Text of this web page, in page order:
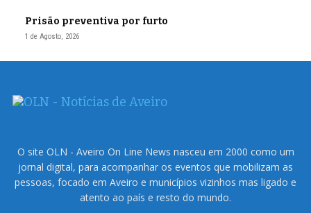
Prisão preventiva por furto
1 de Agosto, 2026
O site OLN - Aveiro On Line News nasceu em 2000 como um
jornal digital, para acompanhar os eventos que mobilizam as
pessoas, focado em Aveiro e municípios vizinhos mas ligado e
atento ao país e resto do mundo.